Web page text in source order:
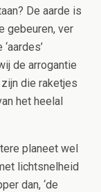
De aarde is
gebeuren, ver
de arrogantie
die raketjes
het heelal
planeet wel
lichtsnelheid
dan, ‘de